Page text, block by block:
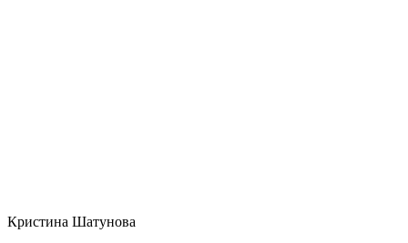
Кристина Шатунова